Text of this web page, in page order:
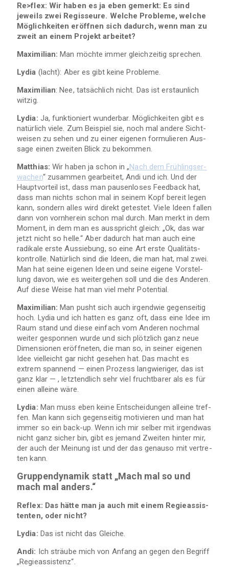
Re>flex: Wir haben es ja eben gemerkt: Es sind
jeweils zwei Regis­seure. Wel­che Pro­bleme, wel­che
Mög­lich­kei­ten eröff­nen sich dadurch, wenn man zu
zweit an einem Pro­jekt arbeitet?
Maxi­mi­lian: Man möchte immer gleich­zei­tig sprechen.
Lydia (lacht): Aber es gibt keine Probleme.
Maxi­mi­lian: Nee, tat­säch­lich nicht. Das ist erstaun­lich
witzig.
Lydia: Ja, funk­tio­niert wun­der­bar. Mög­lich­kei­ten gibt es
natür­lich viele. Zum Bei­spiel sie, noch mal andere Sicht­
wei­sen zu sehen und zu einer eige­nen for­mu­lie­ren Aus­
sage einen zwei­ten Blick zu bekommen.
Mat­thias: Wir haben ja schon in „Nach dem Früh­lings­er­
wa­chen“ zusam­men gear­bei­tet, Andi und ich. Und der
Haupt­vor­teil ist, dass man pau­sen­lo­ses Feed­back hat,
dass man nichts schon mal in sei­nem Kopf bereit legen
kann, son­dern alles wird direkt getes­tet. Viele Ideen fal­len
dann von vorn­her­ein schon mal durch. Man merkt in dem
Moment, in dem man es aus­spricht gleich: „Ok, das war
jetzt nicht so helle.“ Aber dadurch hat man auch eine
radi­kale erste Aus­sie­bung, so eine Art erste Qua­li­täts­
kon­trolle. Natür­lich sind die Ideen, die man hat, mal zwei.
Man hat seine eige­nen Ideen und seine eigene Vor­stel­
lung davon, wie es wei­ter­ge­hen soll und die des Ande­ren.
Auf diese Weise hat man viel mehr Potential.
Maxi­mi­lian: Man pusht sich auch irgend­wie gegen­sei­tig
hoch. Lydia und ich hat­ten es ganz oft, dass eine Idee im
Raum stand und diese ein­fach vom Ande­ren noch­mal
wei­ter gespon­nen wurde und sich plötz­lich ganz neue
Dimen­sio­nen eröff­ne­ten, die man so, in sei­ner eige­nen
Idee viel­leicht gar nicht gese­hen hat. Das macht es
extrem span­nend — einen Pro­zess lang­wie­ri­ger, das ist
ganz klar — , letzt­end­lich sehr viel frucht­ba­rer als es für
einen alleine wäre.
Lydia: Man muss eben keine Ent­schei­dun­gen alleine tref­
fen. Man kann sich gegen­sei­tig moti­vie­ren und man hat
immer so ein back-up. Wenn ich mir sel­ber mit irgend­was
nicht ganz sicher bin, gibt es jemand Zwei­ten hin­ter mir,
der auch der Mei­nung ist und der das genauso mit ver­tre­
ten kann.
Grup­pen­dy­na­mik statt „Mach mal so und
mach mal anders.“
Reflex: Das hätte man ja auch mit einem Regie­as­sis­
ten­ten, oder nicht?
Lydia: Das ist nicht das Gleiche.
Andi: Ich sträube mich von Anfang an gegen den Begriff
„Regieassistenz“.